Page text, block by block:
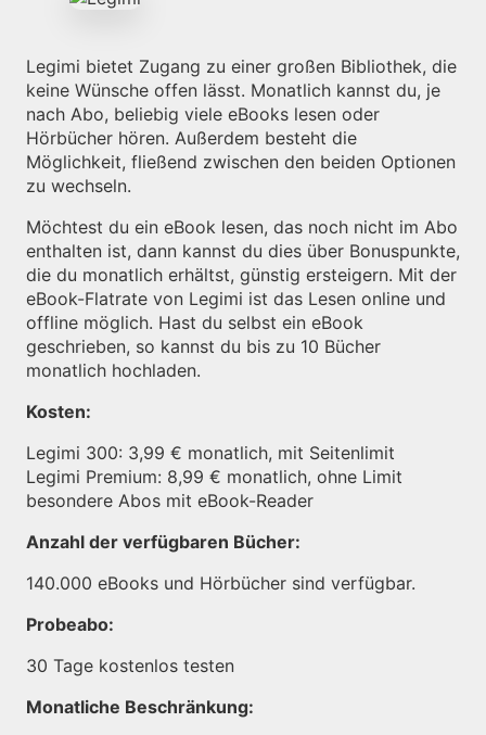
Legimi bietet Zugang zu einer großen Bibliothek, die
keine Wünsche offen lässt. Monatlich kannst du, je
nach Abo, beliebig viele eBooks lesen oder
Hörbücher hören. Außerdem besteht die
Möglichkeit, fließend zwischen den beiden Optionen
zu wechseln.
Möchtest du ein eBook lesen, das noch nicht im Abo
enthalten ist, dann kannst du dies über Bonuspunkte,
die du monatlich erhältst, günstig ersteigern. Mit der
eBook-Flatrate von Legimi ist das Lesen online und
offline möglich. Hast du selbst ein eBook
geschrieben, so kannst du bis zu 10 Bücher
monatlich hochladen.
Kosten:
Legimi 300: 3,99 € monatlich, mit Seitenlimit
Legimi Premium: 8,99 € monatlich, ohne Limit
besondere Abos mit eBook-Reader
Anzahl der verfügbaren Bücher:
140.000 eBooks und Hörbücher sind verfügbar.
Probeabo:
30 Tage kostenlos testen
Monatliche Beschränkung: